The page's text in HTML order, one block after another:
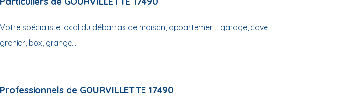
Votre spécialiste local du débarras de maison, appartement, garage, cave,
grenier, box, grange...
Professionnels de GOURVILLETTE 17490